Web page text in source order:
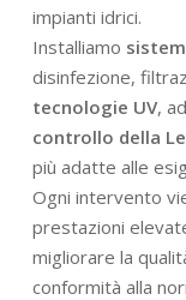
impianti idrici.
Installiamo
disinfezione,
tecnologie UV,
controllo della
più adatte alle
Ogni intervento
prestazioni
migliorare la
conformità alla